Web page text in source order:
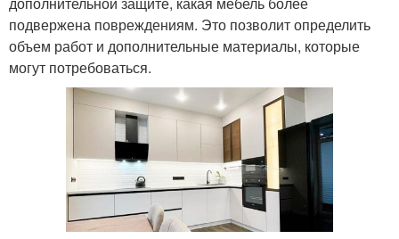
подвержена повреждениям. Это позволит определить
объем работ и дополнительные материалы, которые
могут потребоваться.